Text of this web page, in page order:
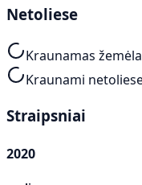
Netoliese
Kraunamas
Kraunami
Straipsniai
2020